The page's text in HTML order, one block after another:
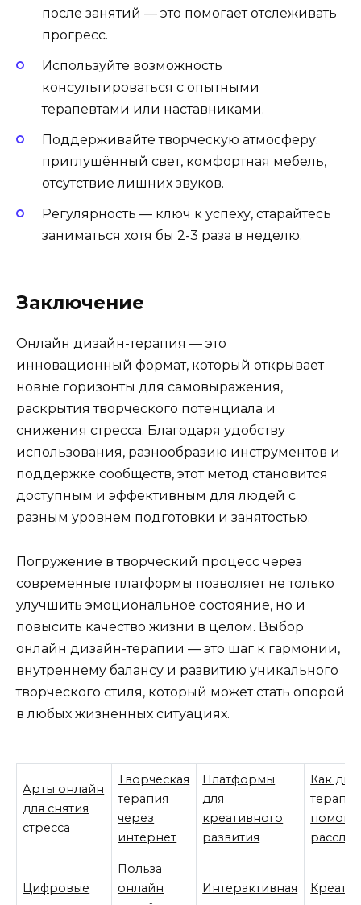
после занятий — это помогает отслеживать
прогресс.
Используйте возможность
консультироваться с опытными
терапевтами или наставниками.
Поддерживайте творческую атмосферу:
приглушённый свет, комфортная мебель,
отсутствие лишних звуков.
Регулярность — ключ к успеху, старайтесь
заниматься хотя бы 2-3 раза в неделю.
Заключение
Онлайн дизайн-терапия — это
инновационный формат, который открывает
новые горизонты для самовыражения,
раскрытия творческого потенциала и
снижения стресса. Благодаря удобству
использования, разнообразию инструментов и
поддержке сообществ, этот метод становится
доступным и эффективным для людей с
разным уровнем подготовки и занятостью.
Погружение в творческий процесс через
современные платформы позволяет не только
улучшить эмоциональное состояние, но и
повысить качество жизни в целом. Выбор
онлайн дизайн-терапии — это шаг к гармонии,
внутреннему балансу и развитию уникального
творческого стиля, который может стать опорой
в любых жизненных ситуациях.
Арты онлайн
для снятия
стресса
Творческая
терапия
через
интернет
Платформы
для
креативного
развития
Как
терапия
Цифровые
Польза
онлайн
Интерактивная